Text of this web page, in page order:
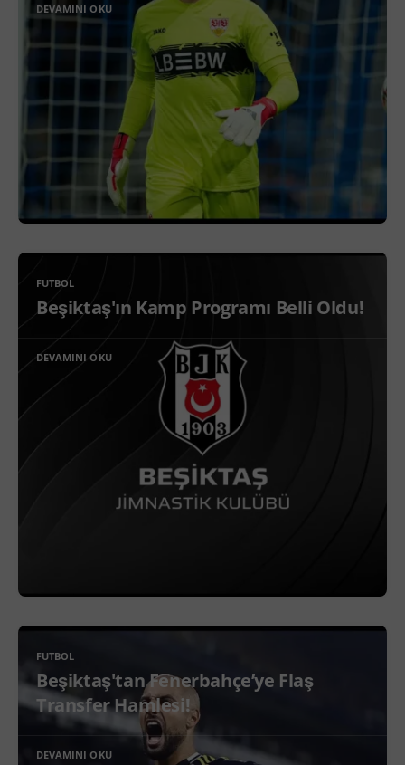
DEVAMINI OKU
FUTBOL
Beşiktaş'ın Kamp Programı Belli Oldu!
DEVAMINI OKU
FUTBOL
Beşiktaş'tan Fenerbahçe’ye Flaş
Transfer Hamlesi!
DEVAMINI OKU